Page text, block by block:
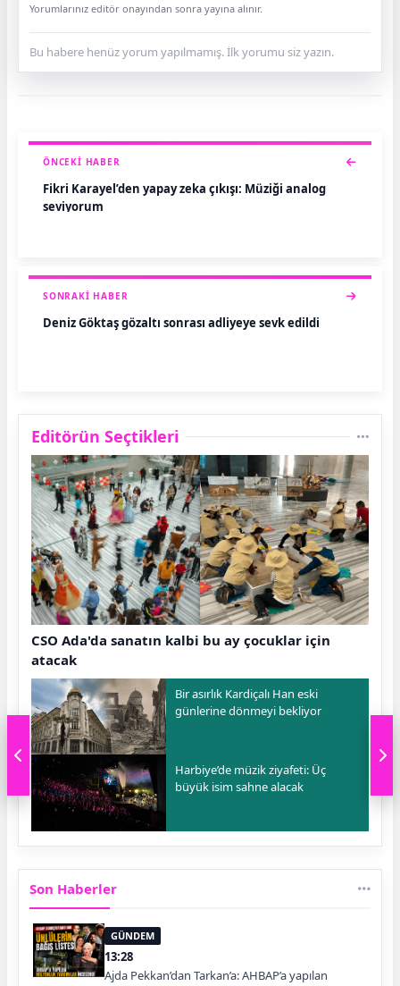
Yorumlarınız editör onayından sonra yayına alınır.
Bu habere henüz yorum yapılmamış. İlk yorumu siz yazın.
ÖNCEKI HABER
Fikri Karayel’den yapay zeka çıkışı: Müziği analog
seviyorum
SONRAKI HABER
Deniz Göktaş gözaltı sonrası adliyeye sevk edildi
Editörün Seçtikleri
CSO Ada'da sanatın kalbi bu ay çocuklar için
atacak
Bir asırlık Kardiçalı Han eski
günlerine dönmeyi bekliyor
Harbiye’de müzik ziyafeti: Üç
büyük isim sahne alacak
Son Haberler
GÜNDEM
13:28
Ajda Pekkan’dan Tarkan’a: AHBAP’a yapılan